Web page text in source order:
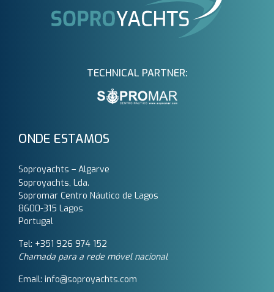
TECHNICAL PARTNER:
ONDE ESTAMOS
Soproyachts – Algarve
Soproyachts, Lda.
Sopromar Centro Náutico de Lagos
8600-315 Lagos
Portugal
Tel: +351 926 974 152
Chamada para a rede móvel nacional
Email: info@soproyachts.com